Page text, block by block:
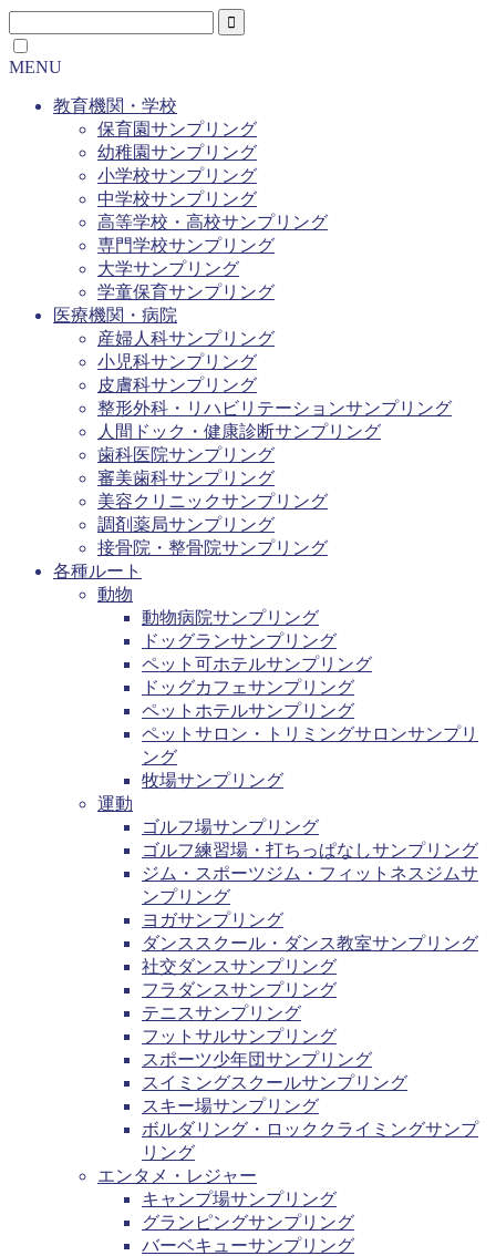
MENU
教育機関・学校
保育園サンプリング
幼稚園サンプリング
小学校サンプリング
中学校サンプリング
高等学校・高校サンプリング
専門学校サンプリング
大学サンプリング
学童保育サンプリング
医療機関・病院
産婦人科サンプリング
小児科サンプリング
皮膚科サンプリング
整形外科・リハビリテーションサンプリング
人間ドック・健康診断サンプリング
歯科医院サンプリング
審美歯科サンプリング
美容クリニックサンプリング
調剤薬局サンプリング
接骨院・整骨院サンプリング
各種ルート
動物
動物病院サンプリング
ドッグランサンプリング
ペット可ホテルサンプリング
ドッグカフェサンプリング
ペットホテルサンプリング
ペットサロン・トリミングサロンサンプリ
ング
牧場サンプリング
運動
ゴルフ場サンプリング
ゴルフ練習場・打ちっぱなしサンプリング
ジム・スポーツジム・フィットネスジムサ
ンプリング
ヨガサンプリング
ダンススクール・ダンス教室サンプリング
社交ダンスサンプリング
フラダンスサンプリング
テニスサンプリング
フットサルサンプリング
スポーツ少年団サンプリング
スイミングスクールサンプリング
スキー場サンプリング
ボルダリング・ロッククライミングサンプ
リング
エンタメ・レジャー
キャンプ場サンプリング
グランピングサンプリング
バーベキューサンプリング